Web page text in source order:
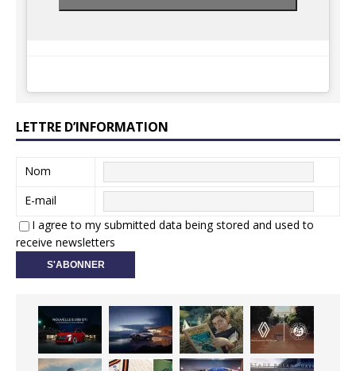
LETTRE D’INFORMATION
Nom
E-mail
I agree to my submitted data being stored and used to
receive newsletters